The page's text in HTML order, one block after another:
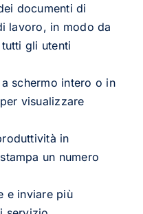
documenti di
lavoro, in modo da
gli utenti
schermo intero o in
visualizzare
in
un numero
e inviare più